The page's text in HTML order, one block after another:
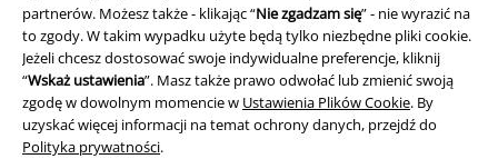
partnerów. Możesz także - klikając “Nie zgadzam się” - nie wyrazić na
to zgody. W takim wypadku użyte będą tylko niezbędne pliki cookie.
Jeżeli chcesz dostosować swoje indywidualne preferencje, kliknij
“Wskaż ustawienia”. Masz także prawo odwołać lub zmienić swoją
zgodę w dowolnym momencie w Ustawienia Plików Cookie. By
uzyskać więcej informacji na temat ochrony danych, przejdź do
Polityka prywatności.
Unieszkodliwianie odpadów i ochrona środowiska
Deklaracja Zgodności
Informacje dotyczące dostępności